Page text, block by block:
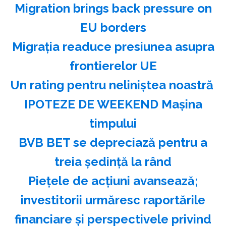
Migration brings back pressure on
EU borders
Migraţia readuce presiunea asupra
frontierelor UE
Un rating pentru neliniştea noastră
IPOTEZE DE WEEKEND Maşina
timpului
BVB BET se depreciază pentru a
treia şedinţă la rând
Pieţele de acţiuni avansează;
investitorii urmăresc raportările
financiare şi perspectivele privind